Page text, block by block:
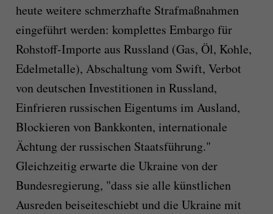
heute weitere schmerzhafte Strafmaßnahmen
eingeführt werden: komplettes Embargo für
Rohstoff-Importe aus Russland (Gas, Öl, Kohle,
Edelmetalle), Abschaltung vom Swift, Verbot
von deutschen Investitionen in Russland,
Einfrieren russischen Eigentums im Ausland,
Blockieren von Bankkonten, internationale
Ächtung der russischen Staatsführung."
Gleichzeitig erwarte die Ukraine von der
Bundesregierung, "dass sie alle künstlichen
Ausreden beiseiteschiebt und die Ukraine mit